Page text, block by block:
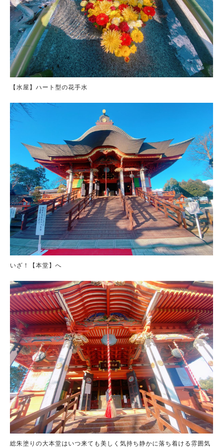
【水屋】ハート型の花手水
いざ！【本堂】へ
総朱塗りの大本堂はいつ来ても美しく気持ち静かに落ち着ける雰囲気